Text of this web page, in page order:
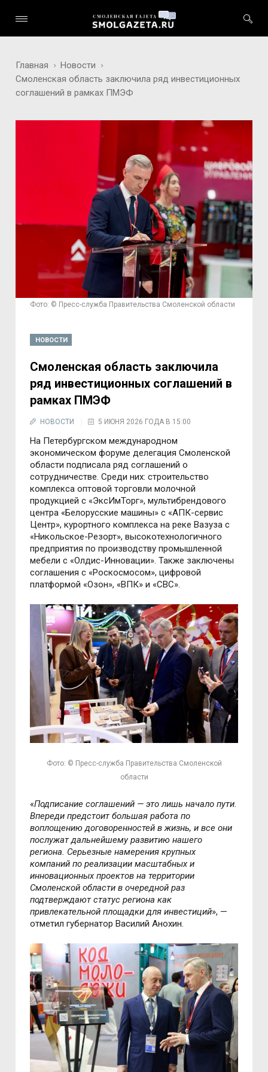
Главная
Новости
Смоленская область заключила ряд инвестиционных
соглашений в рамках ПМЭФ
Фото: © Пресс-служба Правительства Смоленской области
НОВОСТИ
Смоленская область заключила
ряд инвестиционных соглашений в
рамках ПМЭФ
НОВОСТИ 5 ИЮНЯ 2026 ГОДА В 15:00
На Петербургском международном
экономическом форуме делегация Смоленской
области подписала ряд соглашений о
сотрудничестве. Среди них: строительство
комплекса оптовой торговли молочной
продукцией с «ЭксИмТорг», мультибрендового
центра «Белорусские машины» с «АПК-сервис
Центр», курортного комплекса на реке Вазуза с
«Никольское-Резорт», высокотехнологичного
предприятия по производству промышленной
мебели с «Олдис-Инновации». Также заключены
соглашения с «Роскосмосом», цифровой
платформой «Озон», «ВПК» и «СВС».
Фото: © Пресс-служба Правительства Смоленской
области
«Подписание соглашений — это лишь начало пути.
Впереди предстоит большая работа по
воплощению договоренностей в жизнь, и все они
послужат дальнейшему развитию нашего
региона. Серьезные намерения крупных
компаний по реализации масштабных и
инновационных проектов на территории
Смоленской области в очередной раз
подтверждают статус региона как
привлекательной площадки для инвестиций», —
отметил губернатор Василий Анохин.